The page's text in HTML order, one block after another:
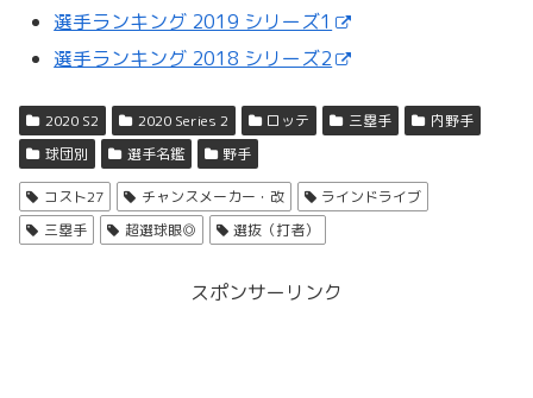
選手ランキング 2019 シリーズ1
選手ランキング 2018 シリーズ2
2020 S2 2020 Series 2 ロッテ 三塁手
内野手
球団別
選手名鑑 野手
コスト27 チャンスメーカー・改
ラインドライブ
三塁手
超選球眼◎ 選抜（打者）
スポンサーリンク